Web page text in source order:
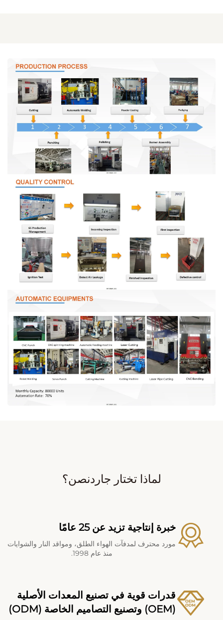
لماذا تختار جاردنصن؟
خبرة إنتاجية تزيد عن 25 عامًا
مورد محترف لمدفآت الهواء الطلق، ومواقد النار والشوايات
منذ عام 1998.
قدرات قوية في تصنيع المعدات الأصلية
(OEM) وتصنيع التصاميم الخاصة (ODM)